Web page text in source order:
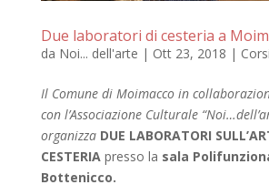
Due laboratori di cesteria a
da Noi... dell'arte | Ott 23, 2018 | Corsi
Il Comune di Moimacco in
con l’Associazione Culturale “Noi…dell’a
organizza DUE LABORATORI
CESTERIA presso la sala
Bottenicco.